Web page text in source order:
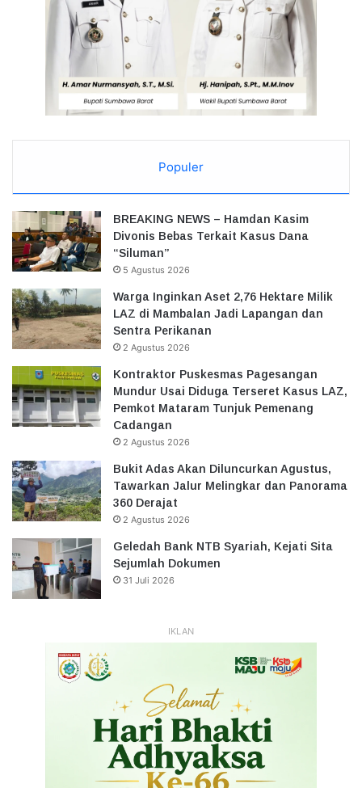
Populer
BREAKING NEWS – Hamdan Kasim
Divonis Bebas Terkait Kasus Dana
“Siluman”
5 Agustus 2026
Warga Inginkan Aset 2,76 Hektare Milik
LAZ di Mambalan Jadi Lapangan dan
Sentra Perikanan
2 Agustus 2026
Kontraktor Puskesmas Pagesangan
Mundur Usai Diduga Terseret Kasus LAZ,
Pemkot Mataram Tunjuk Pemenang
Cadangan
2 Agustus 2026
Bukit Adas Akan Diluncurkan Agustus,
Tawarkan Jalur Melingkar dan Panorama
360 Derajat
2 Agustus 2026
Geledah Bank NTB Syariah, Kejati Sita
Sejumlah Dokumen
31 Juli 2026
IKLAN